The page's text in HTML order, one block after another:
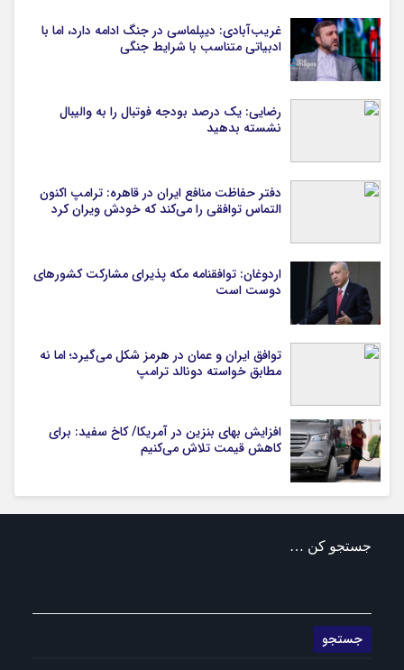
غریب‌آبادی: دیپلماسی در جنگ ادامه دارد، اما با
ادبیاتی متناسب با شرایط جنگی
رضایی: یک درصد بودجه فوتبال را به والیبال
نشسته بدهید
دفتر حفاظت منافع ایران در قاهره: ترامپ اکنون
التماس توافقی را می‌کند که خودش ویران کرد
اردوغان: توافقنامه مکه پذیرای مشارکت کشورهای
دوست است
توافق ایران و عمان در هرمز شکل می‌گیرد؛ اما نه
مطابق خواسته دونالد ترامپ
افزایش بهای بنزین در آمریکا/ کاخ سفید: برای
کاهش قیمت تلاش می‌کنیم
جستجو کن …